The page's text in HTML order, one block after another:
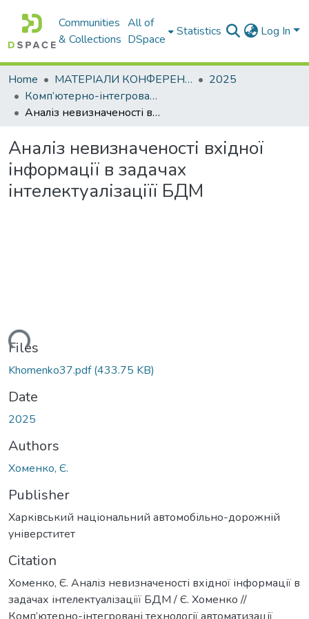
Communities
& Collections
All of
DSpace
Statistics Log In
Home МАТЕРІАЛИ КОНФЕРЕНЦІЙ
2025
Комп’ютерно-інтегровані технології автоматизації технологічних процесів на транспорті та у виробництві
Аналіз невизначеності вхідної інформації в задачах інтелектуалізаціїї БДМ
Аналіз невизначеності вхідної
інформації в задачах
інтелектуалізаціїї БДМ
Files
Khomenko37.pdf(433.75 KB)
Date
2025
Authors
Хоменко, Є.
Publisher
Харківський національний автомобільно-дорожній
універститет
Citation
Хоменко, Є. Аналіз невизначеності вхідної інформації в
задачах інтелектуалізаціїї БДМ / Є. Хоменко //